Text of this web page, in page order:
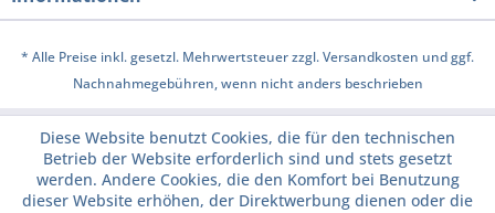
* Alle Preise inkl. gesetzl. Mehrwertsteuer zzgl.Versandkosten und ggf.
Nachnahmegebühren, wenn nicht anders beschrieben
Diese Website benutzt Cookies, die für den technischen
Betrieb der Website erforderlich sind und stets gesetzt
werden. Andere Cookies, die den Komfort bei Benutzung
dieser Website erhöhen, der Direktwerbung dienen oder die